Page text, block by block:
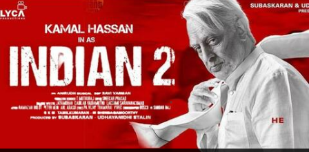
చెన్నై ఎయిర్ పోర్టులో ఇండియన్ 2
షూటింగ్ ని అడ్డుకున్న అధికారులు:
కోటి రూపాయలు చెల్లించినా నో
పర్మిషన్
వ్రాసిన వారు Sriram Pranateja Jun 21, 2023 10:48 am